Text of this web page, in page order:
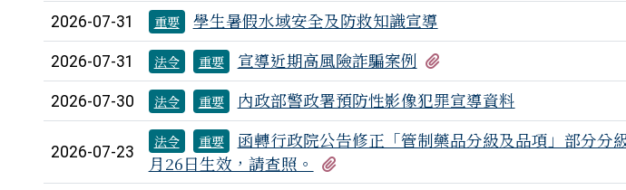
2026-07-31 重要 學生暑假水域安全及防救知識宣導
2026-07-31 法令 重要 宣導近期高風險詐騙案例
2026-07-30 法令 重要 內政部警政署預防性影像犯罪宣導資料
2026-07-23
法令 重要
函轉行政院公告修正「管制藥品分級及品項」部分分
月26日生效，請查照。